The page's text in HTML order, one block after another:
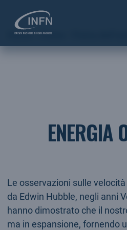
Home
Fisica
ENERGIA
Le osservazioni sulle
da Edwin Hubble, negli anni
hanno dimostrato che il
ma in espansione, fornendo